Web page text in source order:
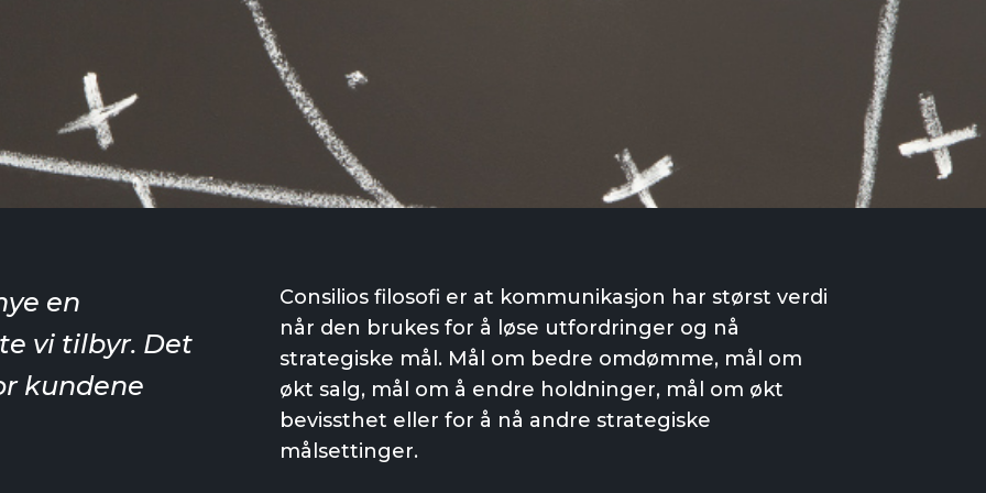
en
vi tilbyr. Det
kundene
Consilios filosofi er at kommunikasjon har størst verdi
når den brukes for å løse utfordringer og nå
strategiske mål. Mål om bedre omdømme, mål om
økt salg, mål om å endre holdninger, mål om økt
bevissthet eller for å nå andre strategiske
målsettinger.